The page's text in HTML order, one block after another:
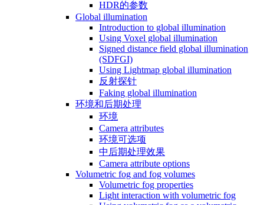
HDR的参数
Global illumination
Introduction to global illumination
Using Voxel global illumination
Signed distance field global illumination
(SDFGI)
Using Lightmap global illumination
反射探针
Faking global illumination
环境和后期处理
环境
Camera attributes
环境可选项
中后期处理效果
Camera attribute options
Volumetric fog and fog volumes
Volumetric fog properties
Light interaction with volumetric fog